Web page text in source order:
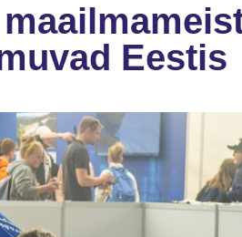
Eestis